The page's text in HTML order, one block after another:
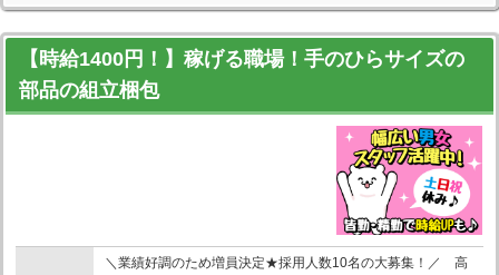
【時給1400円！】稼げる職場！手のひらサイズの
部品の組立梱包
＼業績好調のため増員決定★採用人数10名の大募集！／ 高